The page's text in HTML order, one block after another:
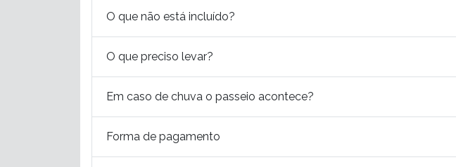
O que não está incluído?
O que preciso levar?
Em caso de chuva o passeio acontece?
Forma de pagamento